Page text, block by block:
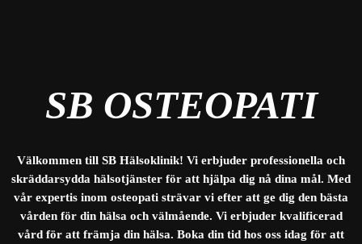
SB OSTEOPATI
Välkommen till SB Hälsoklinik! Vi erbjuder professionella och
skräddarsydda hälsotjänster för att hjälpa dig nå dina mål. Med
vår expertis inom osteopati strävar vi efter att ge dig den bästa
vården för din hälsa och välmående. Vi erbjuder kvalificerad
vård för att främja din hälsa. Boka din tid hos oss idag för att